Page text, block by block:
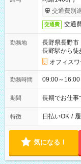
交通費別
交通費 交通
勤務地
長野県長野市
長野駅から徒
オフィス
勤務時間 09:00～
期間 長期でお仕事
特徴 日払いOK /
気になる！